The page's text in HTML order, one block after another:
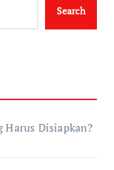
Search
Harus Disiapkan?